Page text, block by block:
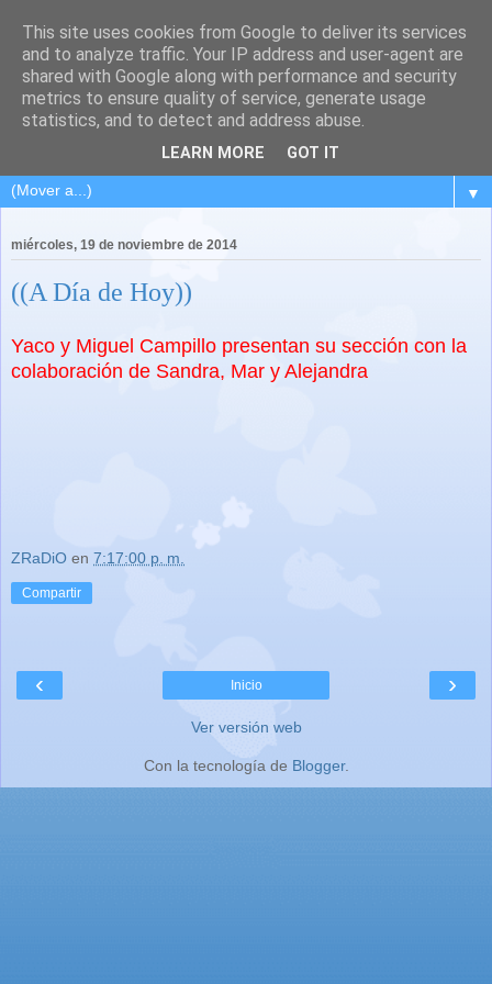
▼
miércoles, 19 de noviembre de 2014
((A Día de Hoy))
Yaco y Miguel Campillo presentan su sección con la
colaboración de Sandra, Mar y Alejandra
ZRaDiO en 7:17:00 p. m.
Compartir
‹ ›
Inicio
Ver versión web
Con la tecnología de Blogger.
This site uses cookies from Google to deliver its services
and to analyze traffic. Your IP address and user-agent are
shared with Google along with performance and security
metrics to ensure quality of service, generate usage
statistics, and to detect and address abuse.
LEARN MORE GOT IT